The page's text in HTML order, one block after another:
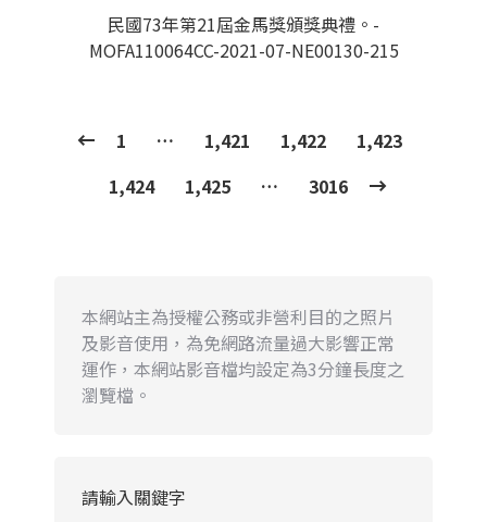
民國73年第21屆金馬獎頒獎典禮。-
MOFA110064CC-2021-07-NE00130-215
1 … 1,421 1,422
1,423
1,424
1,425 … 3016
本網站主為授權公務或非營利目的之照片
及影音使用，為免網路流量過大影響正常
運作，本網站影音檔均設定為3分鐘長度之
瀏覽檔。
請輸入關鍵字